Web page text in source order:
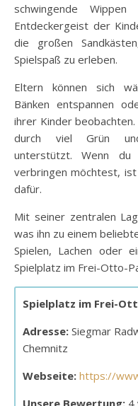
schwingende
Entdeckergeist der
die großen
Spielspaß zu erleben.
Eltern können sich
Bänken entspannen
ihrer Kinder
durch viel Grün und
unterstützt. Wenn du
verbringen möchtest,
dafür.
Mit seiner zentralen
was ihn zu einem
Spielen, Lachen oder
Spielplatz im Frei-Otto-
Spielplatz im Frei-
Adresse: Siegmar
Chemnitz
Webseite: https://